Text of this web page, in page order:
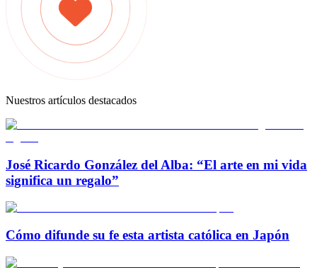
Nuestros artículos destacados
José Ricardo González del Alba: “El arte en mi vida
significa un regalo”
Cómo difunde su fe esta artista católica en Japón